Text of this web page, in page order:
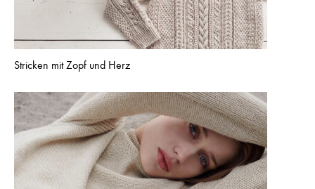
Stricken mit Zopf und Herz